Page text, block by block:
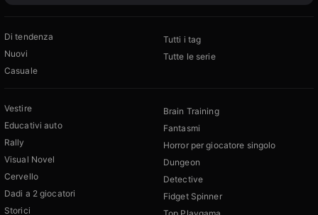
Di tendenza
Nuovi
Casuale
Tutti i tag
Tutte le serie
Vestire
Educativi auto
Rally
Visual Novel
Cervello
Dadi a 2 giocatori
Storici
Brain Training
Fantasmi
Horror per giocatore singolo
Dungeon
Detective
Fidget Spinner